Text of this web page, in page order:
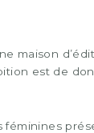
maison
est de
féminines